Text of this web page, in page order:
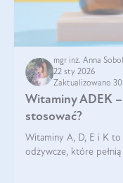
mgr inż. Anna Sobol
22 sty 2026
Zaktualizowano
Witaminy ADEK
stosować?
Witaminy A, D, E i K to
odżywcze, które